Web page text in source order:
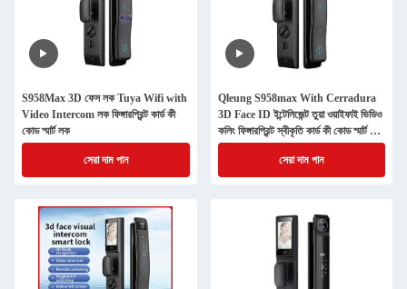
S958Max 3D ফেস লক Tuya Wifi with
Video Intercom লক ফিঙ্গারপ্রিন্ট কার্ড কী
কোড স্মার্ট লক
সেরা দাম পান
Qleung S958max With Cerradura
3D Face ID ইন্টেলিজেন্ট তুয়া ওয়াইফাই ভিডিও
কলিং ফিঙ্গারপ্রিন্ট স্বীকৃতি কার্ড কী কোড স্মার্ট ডোর
লক
সেরা দাম পান